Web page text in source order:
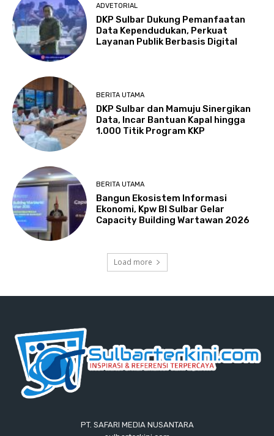
ADVETORIAL
DKP Sulbar Dukung Pemanfaatan
Data Kependudukan, Perkuat
Layanan Publik Berbasis Digital
BERITA UTAMA
DKP Sulbar dan Mamuju Sinergikan
Data, Incar Bantuan Kapal hingga
1.000 Titik Program KKP
BERITA UTAMA
Bangun Ekosistem Informasi
Ekonomi, Kpw BI Sulbar Gelar
Capacity Building Wartawan 2026
Load more
PT. SAFARI MEDIA NUSANTARA